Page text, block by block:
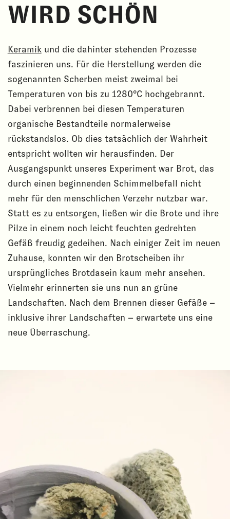
WIRD SCHÖN
Keramikund die dahinter stehenden Prozesse
faszinieren uns. Für die Herstellung werden die
sogenannten Scherben meist zweimal bei
Temperaturen von bis zu 1280°C hochgebrannt.
Dabei verbrennen bei diesen Temperaturen
organische Bestandteile normalerweise
rückstandslos. Ob dies tatsächlich der Wahrheit
entspricht wollten wir herausfinden. Der
Ausgangspunkt unseres Experiment war Brot, das
durch einen beginnenden Schimmelbefall nicht
mehr für den menschlichen Verzehr nutzbar war.
Statt es zu entsorgen, ließen wir die Brote und ihre
Pilze in einem noch leicht feuchten gedrehten
Gefäß freudig gedeihen. Nach einiger Zeit im neuen
Zuhause, konnten wir den Brotscheiben ihr
ursprüngliches Brotdasein kaum mehr ansehen.
Vielmehr erinnerten sie uns nun an grüne
Landschaften. Nach dem Brennen dieser Gefäße –
inklusive ihrer Landschaften – erwartete uns eine
neue Überraschung.